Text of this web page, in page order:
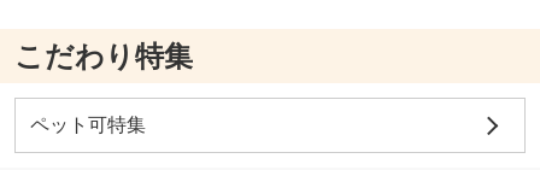
こだわり特集
ペット可特集